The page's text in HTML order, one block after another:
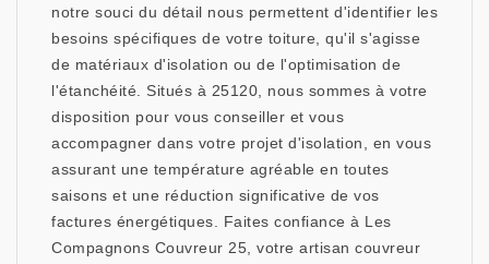
notre souci du détail nous permettent d'identifier les
besoins spécifiques de votre toiture, qu'il s'agisse
de matériaux d'isolation ou de l'optimisation de
l'étanchéité. Situés à 25120, nous sommes à votre
disposition pour vous conseiller et vous
accompagner dans votre projet d'isolation, en vous
assurant une température agréable en toutes
saisons et une réduction significative de vos
factures énergétiques. Faites confiance à Les
Compagnons Couvreur 25, votre artisan couvreur